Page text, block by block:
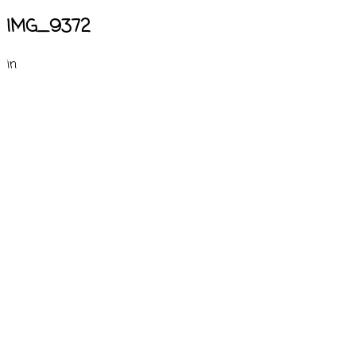
IMG_9372
in